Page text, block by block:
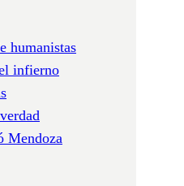
humanistas
infierno
Mendoza